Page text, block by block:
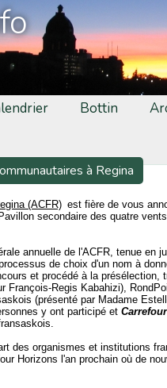
Bottin
à Regina
(ACFR) est fière de vous
secondaire des quatre
annuelle de l'ACFR, tenue en
de choix d'un nom à
et procédé à la présélection,
François-Regis Kabahizi),
(présenté par Madame
y ont participé et
des organismes et institutions
Horizons l'an prochain où de